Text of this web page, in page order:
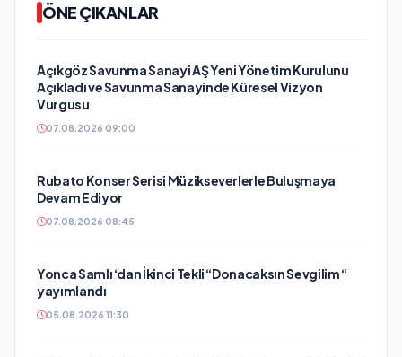
ÖNE ÇIKANLAR
Açıkgöz Savunma Sanayi AŞ Yeni Yönetim Kurulunu
Açıkladı ve Savunma Sanayinde Küresel Vizyon
Vurgusu
07.08.2026 09:00
Rubato Konser Serisi Müzikseverlerle Buluşmaya
Devam Ediyor
07.08.2026 08:45
Yonca Samlı ‘dan İkinci Tekli “Donacaksın Sevgilim “
yayımlandı
05.08.2026 11:30